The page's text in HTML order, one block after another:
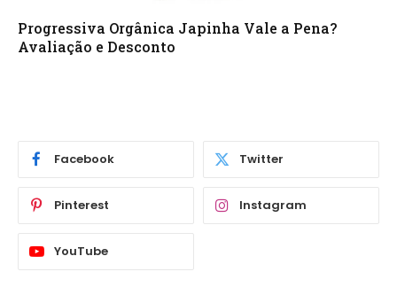
Progressiva Orgânica Japinha Vale a Pena?
Avaliação e Desconto
Facebook Twitter
Pinterest Instagram
YouTube